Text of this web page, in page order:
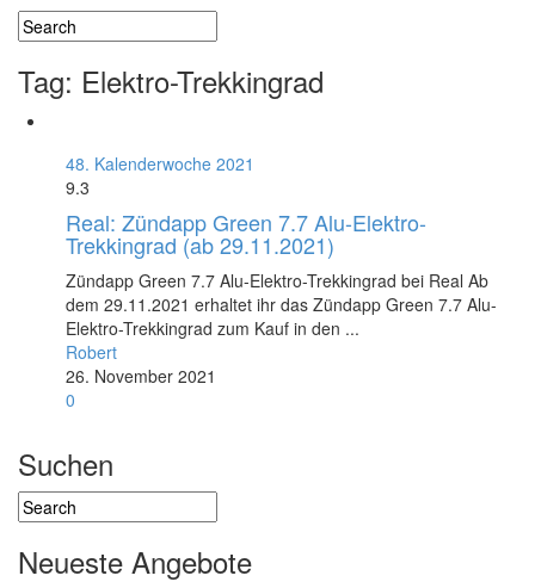
Tag: Elektro-Trekkingrad
48. Kalenderwoche 2021
9.3
Real: Zündapp Green 7.7 Alu-Elektro-
Trekkingrad (ab 29.11.2021)
Zündapp Green 7.7 Alu-Elektro-Trekkingrad bei Real Ab
dem 29.11.2021 erhaltet ihr das Zündapp Green 7.7 Alu-
Elektro-Trekkingrad zum Kauf in den ...
Robert
26. November 2021
0
Suchen
Neueste Angebote